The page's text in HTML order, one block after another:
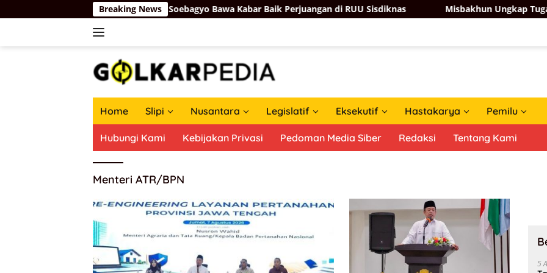
ke
Breaking News
PAUD Pati Pecah, Firman Soebagyo Bawa Kabar Baik Perjuangan di RUU Sisdiknas Misbakhun Ungkap Tugas Berat
Home Slipi Nusantara Legislatif Eksekutif Hastakarya Pemilu
Hubungi Kami Kebijakan Privasi Pedoman Media Siber Redaksi Tentang Kami
Menteri ATR/BPN
5